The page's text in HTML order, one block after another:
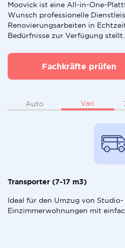
Moovick ist eine All-in-One-
Wunsch professionelle
Renovierungsarbeiten in
Bedürfnisse zur Verfügung stellt.
Fachkräfte prüfen
Auto Van
Transporter (7-17 m3)
Ideal für den Umzug von
Einzimmerwohnungen mit